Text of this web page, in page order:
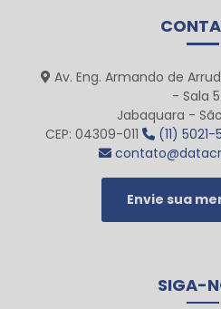
Av. Eng. Armando de
- Sala
Jabaquara -
CEP: 04309-011
(11) 5021-
Envie sua
SIGA-